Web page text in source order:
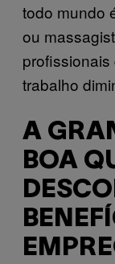
todo mundo
ou
trabalho
A
BOA